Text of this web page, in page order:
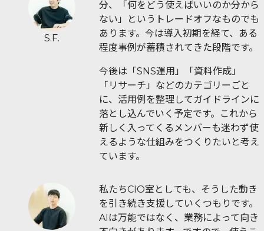
S.F.
分、「何をどう使えばいいのか分から
ない」というトレードオフなものでも
あります。今は導入初期を経て、ある
程度事例が蓄積されてきた段階です。
今後は「SNS運用」「資料作成」
「リサーチ」などのカテゴリーごと
に、活用例を整理してガイドラインに
落とし込んでいく予定です。これから
新しく入ってくるメンバーも迷わず使
えるような仕組みをつくりたいと考え
ています。
私たちCIO室としても、そうした動き
を引き続き支援していくつもりです。
AIは万能ではなく、業務によって向き